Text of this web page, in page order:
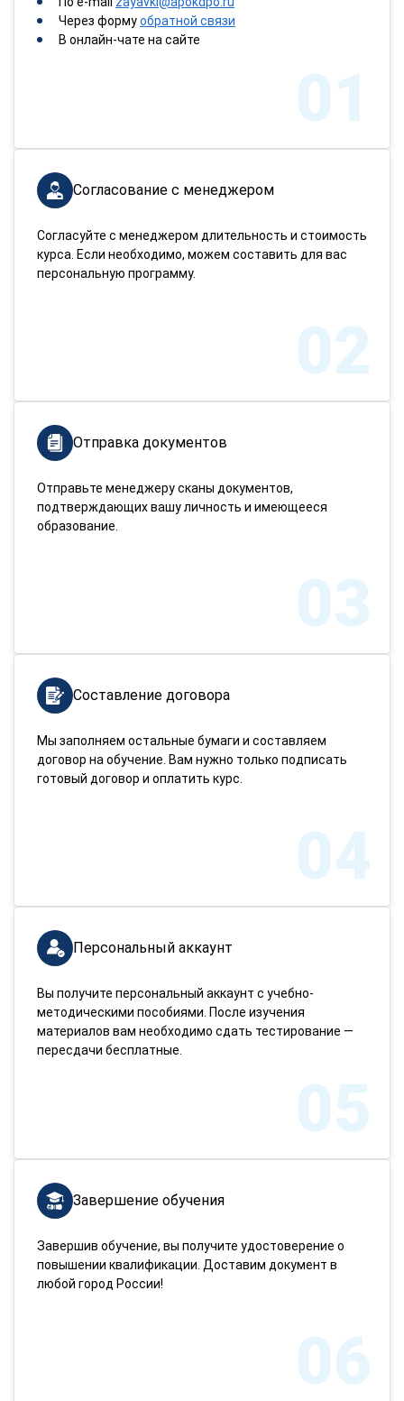
Через формуобратной связи
В онлайн-чате на сайте
01
Согласование с менеджером
Согласуйте с менеджером длительность и стоимость
курса. Если необходимо, можем составить для вас
персональную программу.
02
Отправка документов
Отправьте менеджеру сканы документов,
подтверждающих вашу личность и имеющееся
образование.
03
Составление договора
Мы заполняем остальные бумаги и составляем
договор на обучение. Вам нужно только подписать
готовый договор и оплатить курс.
04
Персональный аккаунт
Вы получите персональный аккаунт с учебно-
методическими пособиями. После изучения
материалов вам необходимо сдать тестирование —
пересдачи бесплатные.
05
Завершение обучения
Завершив обучение, вы получите удостоверение о
повышении квалификации. Доставим документ в
любой город России!
06